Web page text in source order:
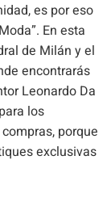
es por eso
En esta
de Milán y el
encontrarás
Leonardo Da
los
porque
exclusivas